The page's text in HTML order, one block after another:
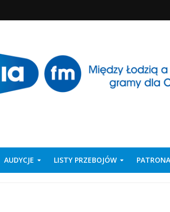
AUDYCJE LISTY PRZEBOJÓW